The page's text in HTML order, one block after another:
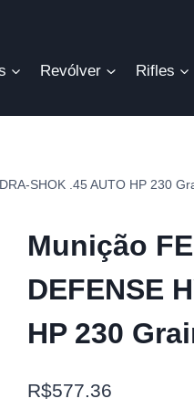
Revólver Rifles
SHOK .45 AUTO HP 230
Munição
DEFENSE
HP 230
R$577.36